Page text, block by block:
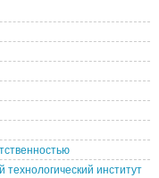
институт